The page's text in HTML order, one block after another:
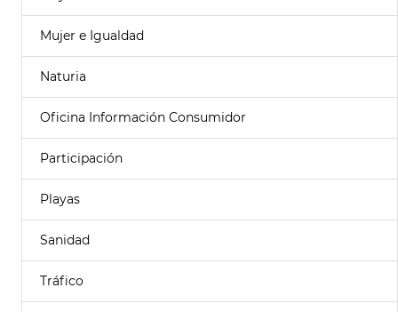
Mujer e Igualdad
Naturia
Oficina Información Consumidor
Participación
Playas
Sanidad
Tráfico